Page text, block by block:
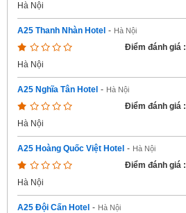
Hà Nội
A25 Thanh Nhàn Hotel - Hà Nội
Điểm đánh giá :
Hà Nội
A25 Nghĩa Tân Hotel - Hà Nội
Điểm đánh giá :
Hà Nội
A25 Hoàng Quốc Việt Hotel - Hà Nội
Điểm đánh giá :
Hà Nội
A25 Đội Cấn Hotel - Hà Nội